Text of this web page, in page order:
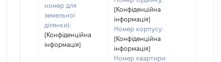
номер для
земельної
ділянки):
[Конфіденційна
інформація]
[Конфіденційна
інформація]
Номер корпусу:
[Конфіденційна
інформація]
Номер квартири: